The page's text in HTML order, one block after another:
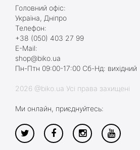
Головний офіс:
Україна, Дніпро
Телефон:
+38 (050) 403 27 99
E-Mail:
shop@biko.ua
Пн-Птн 09:00-17:00 Сб-Нд: вихідний
2026 @biko.ua Усі права захищені
Ми онлайн, приєднуйтесь: